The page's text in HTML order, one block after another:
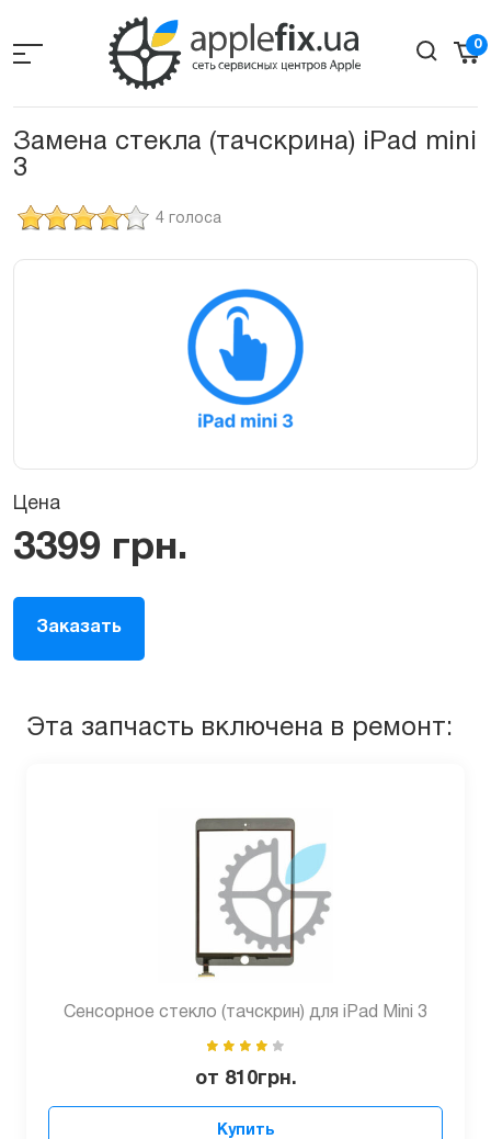
the
0
Замена стекла (тачскрина) iPad mini
3
4 голоса
Цена
3399 грн.
Заказать
Эта запчасть включена в ремонт:
Сенсорное стекло (тачскрин) для iPad Mini 3
от 810грн.
Купить